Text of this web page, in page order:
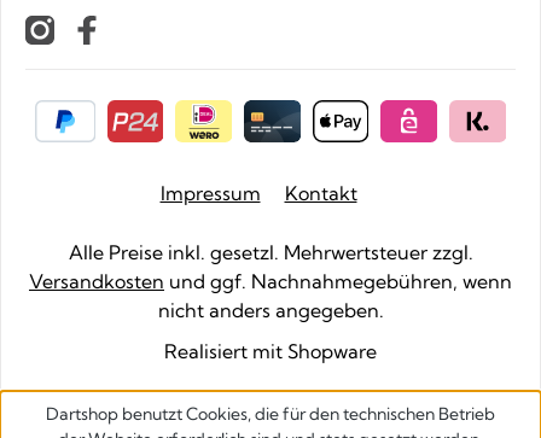
Impressum Kontakt
Alle Preise inkl. gesetzl. Mehrwertsteuer zzgl.
Versandkosten und ggf. Nachnahmegebühren, wenn
nicht anders angegeben.
Realisiert mit Shopware
Dartshop benutzt Cookies, die für den technischen Betrieb